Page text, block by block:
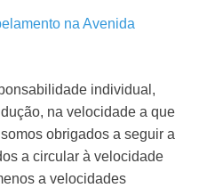
individual,
na velocidade a que
obrigados a seguir a
a circular à velocidade
a velocidades